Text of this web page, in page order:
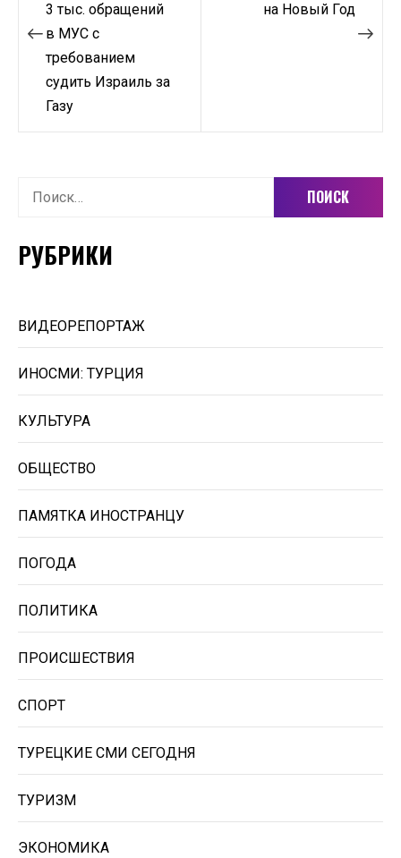
записям
3 тыс. обращений
в МУС с
требованием
судить Израиль за
Газу
на Новый Год
Найти:
РУБРИКИ
ВИДЕОРЕПОРТАЖ
ИНОСМИ: ТУРЦИЯ
КУЛЬТУРА
ОБЩЕСТВО
ПАМЯТКА ИНОСТРАНЦУ
ПОГОДА
ПОЛИТИКА
ПРОИСШЕСТВИЯ
СПОРТ
ТУРЕЦКИЕ СМИ СЕГОДНЯ
ТУРИЗМ
ЭКОНОМИКА